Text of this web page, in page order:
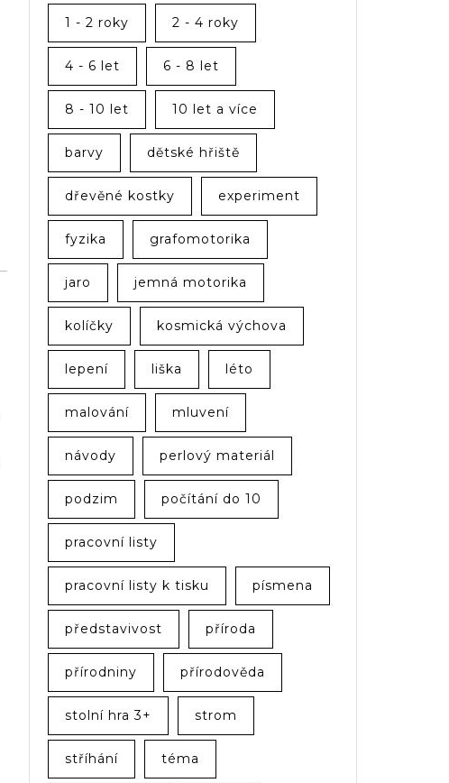
1 - 2 roky 2 - 4 roky
4 - 6 let 6 - 8 let
8 - 10 let 10 let a více
barvy dětské hřiště
dřevěné kostky experiment
fyzika grafomotorika
jaro jemná motorika
kolíčky kosmická výchova
lepení liška léto
malování mluvení
návody perlový materiál
podzim počítání do 10
pracovní listy
pracovní listy k tisku písmena
představivost příroda
přírodniny přírodověda
stolní hra 3+ strom
stříhání téma